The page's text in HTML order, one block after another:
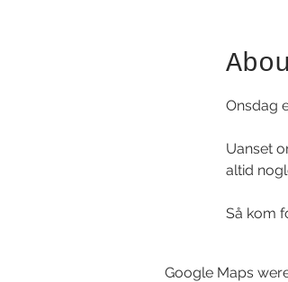
Onsdag
Uanset
altid
Så kom
Google Maps